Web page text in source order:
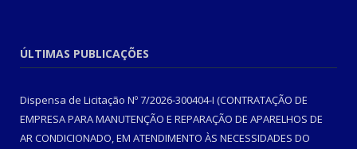
ÚLTIMAS PUBLICAÇÕES
Dispensa de Licitação Nº 7/2026-300404-I (CONTRATAÇÃO DE
EMPRESA PARA MANUTENÇÃO E REPARAÇÃO DE APARELHOS DE
AR CONDICIONADO, EM ATENDIMENTO ÀS NECESSIDADES DO